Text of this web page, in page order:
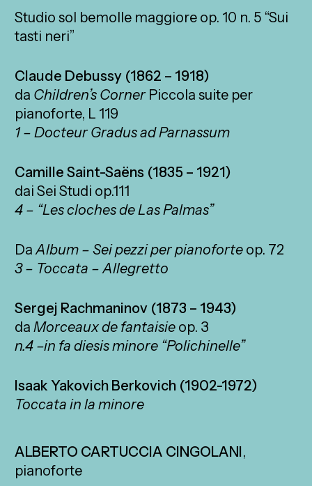
Studio sol bemolle maggiore op. 10 n. 5 “Sui
tasti neri”
Claude Debussy (1862 – 1918)
da Children’s Corner Piccola suite per
pianoforte, L 119
1 – Docteur Gradus ad Parnassum
Camille Saint-Saëns (1835 – 1921)
dai Sei Studi op.111
4 – “Les cloches de Las Palmas”
DaAlbum – Sei pezzi per pianoforte op. 72
3 – Toccata – Allegretto
Sergej Rachmaninov (1873 – 1943)
daMorceaux de fantaisie op. 3
n.4 –in fa diesis minore “Polichinelle”
Isaak Yakovich Berkovich (1902-1972)
Toccata in la minore
ALBERTO CARTUCCIA CINGOLANI,
pianoforte